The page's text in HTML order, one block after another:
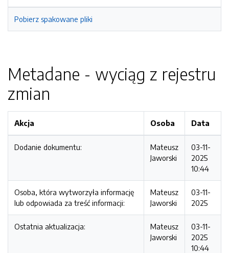
Pobierz spakowane pliki
Metadane - wyciąg z rejestru
zmian
Akcja Osoba Data
Dodanie dokumentu:
Mateusz
Jaworski
03-11-
2025
10:44
Osoba, która wytworzyła informację
lub odpowiada za treść informacji:
Mateusz
Jaworski
03-11-
2025
Ostatnia aktualizacja:
Mateusz
Jaworski
03-11-
2025
10:44